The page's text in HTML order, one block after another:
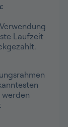
Laufzeit
werden